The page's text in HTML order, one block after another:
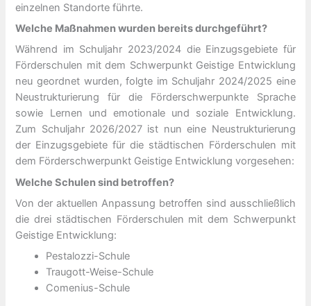
einzelnen Standorte führte.
Welche Maßnahmen wurden bereits durchgeführt?
Während im Schuljahr 2023/2024 die Einzugsgebiete für
Förderschulen mit dem Schwerpunkt Geistige Entwicklung
neu geordnet wurden, folgte im Schuljahr 2024/2025 eine
Neustrukturierung für die Förderschwerpunkte Sprache
sowie Lernen und emotionale und soziale Entwicklung.
Zum Schuljahr 2026/2027 ist nun eine Neustrukturierung
der Einzugsgebiete für die städtischen Förderschulen mit
dem Förderschwerpunkt Geistige Entwicklung vorgesehen:
Welche Schulen sind betroffen?
Von der aktuellen Anpassung betroffen sind ausschließlich
die drei städtischen Förderschulen mit dem Schwerpunkt
Geistige Entwicklung:
Pestalozzi-Schule
Traugott-Weise-Schule
Comenius-Schule